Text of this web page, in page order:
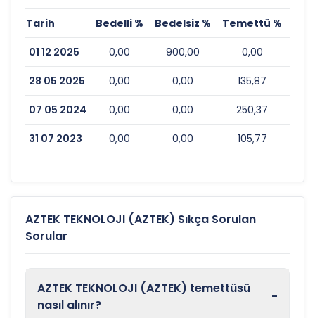
Tarih Bedelli % Bedelsiz % Temettü %
01 12 2025 0,00 900,00 0,00
28 05 2025 0,00 0,00 135,87
07 05 2024 0,00 0,00 250,37
31 07 2023 0,00 0,00 105,77
AZTEK TEKNOLOJI (AZTEK) Sıkça Sorulan
Sorular
AZTEK TEKNOLOJI (AZTEK) temettüsü
nasıl alınır?
-